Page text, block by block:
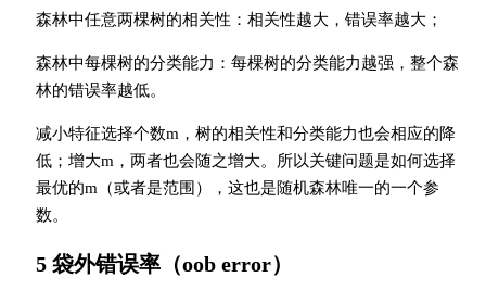
森林中任意两棵树的相关性：相关性越大，错误率越大；
森林中每棵树的分类能力：每棵树的分类能力越强，整个森
林的错误率越低。
减小特征选择个数m，树的相关性和分类能力也会相应的降
低；增大m，两者也会随之增大。所以关键问题是如何选择
最优的m（或者是范围），这也是随机森林唯一的一个参
数。
5 袋外错误率（oob error）